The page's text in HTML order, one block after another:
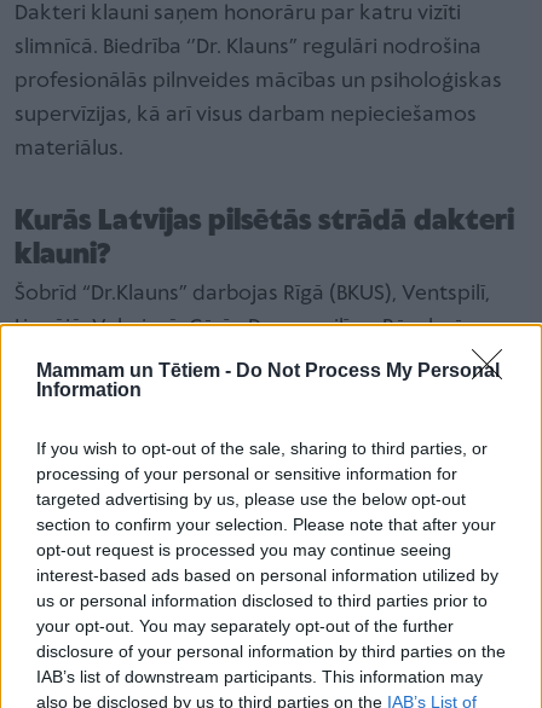
Mammam un Tētiem - Do Not Process My Personal
Information
If you wish to opt-out of the sale, sharing to third parties, or
processing of your personal or sensitive information for
targeted advertising by us, please use the below opt-out
section to confirm your selection. Please note that after your
opt-out request is processed you may continue seeing
interest-based ads based on personal information utilized by
us or personal information disclosed to third parties prior to
your opt-out. You may separately opt-out of the further
disclosure of your personal information by third parties on the
IAB’s list of downstream participants. This information may
also be disclosed by us to third parties on the IAB’s List of
Dakteri klauni saņem honorāru par katru vizīti
slimnīcā. Biedrība ‘’Dr. Klauns” regulāri nodrošina
profesionālās pilnveides mācības un psiholoģiskas
supervīzijas, kā arī visus darbam nepieciešamos
materiālus.
Kurās Latvijas pilsētās strādā dakteri
klauni?
Šobrīd “Dr.Klauns” darbojas Rīgā (BKUS), Ventspilī,
Liepājā, Valmierā, Cēsīs, Daugavpilī un Rēzeknē.
bet darbosies topošie dakteri klauni minēto pilsētu
slimnīcās.
Ko paši dakteri klauni stāsta par savu
mācību gaitu?
“Klauna darbs ļauj man apzināties, ka es daru labu
lietu citiem, kas emocionāli palīdz arī man pašam,”
atklāj Māris Krupenkovs. Māris ir sporta preču